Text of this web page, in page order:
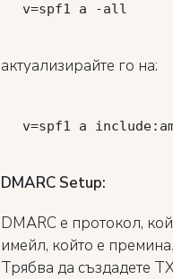
v
актуализирайте го на:
v
DMARC Setup:
DMARC е протокол,
имейл, който е
Трябва да създадете